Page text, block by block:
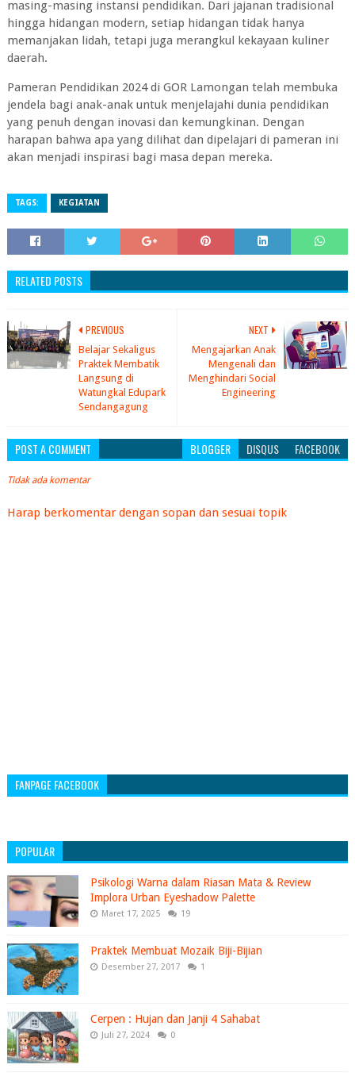
masing-masing instansi pendidikan. Dari jajanan tradisional
hingga hidangan modern, setiap hidangan tidak hanya
memanjakan lidah, tetapi juga merangkul kekayaan kuliner
daerah.
Pameran Pendidikan 2024 di GOR Lamongan telah membuka
jendela bagi anak-anak untuk menjelajahi dunia pendidikan
yang penuh dengan inovasi dan kemungkinan. Dengan
harapan bahwa apa yang dilihat dan dipelajari di pameran ini
akan menjadi inspirasi bagi masa depan mereka.
TAGS: KEGIATAN
RELATED POSTS
NEXT
Mengajarkan Anak
Mengenali dan
Menghindari Social
Engineering
PREVIOUS
Belajar Sekaligus
Praktek Membatik
Langsung di
Watungkal Edupark
Sendangagung
POST A COMMENT BLOGGER DISQUS FACEBOOK
Tidak ada komentar
Harap berkomentar dengan sopan dan sesuai topik
FANPAGE FACEBOOK
POPULAR
Psikologi Warna dalam Riasan Mata & Review
Implora Urban Eyeshadow Palette
Maret 17, 2025 19
Praktek Membuat Mozaik Biji-Bijian
Desember 27, 2017 1
Cerpen : Hujan dan Janji 4 Sahabat
Juli 27, 2024 0